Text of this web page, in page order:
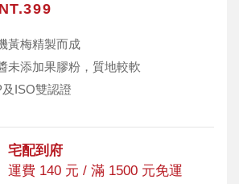
NT.399
黃梅精製而成
未添加果膠粉，質地較軟
ISO雙認證
宅配到府
運費 140 元 / 滿 1500 元免運